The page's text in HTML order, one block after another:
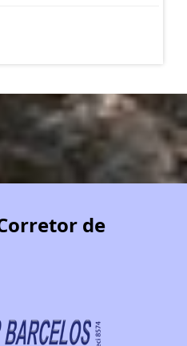
de